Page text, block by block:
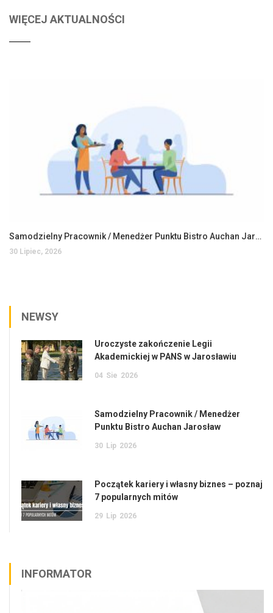
WIĘCEJ AKTUALNOŚCI
Samodzielny Pracownik / Menedżer Punktu Bistro Auchan Jarosław
30 Lipiec, 2026
NEWSY
Uroczyste zakończenie Legii
Akademickiej w PANS w Jarosławiu
04 Sie 2026
Samodzielny Pracownik / Menedżer
Punktu Bistro Auchan Jarosław
30 Lip 2026
Początek kariery i własny biznes – poznaj
7 popularnych mitów
29 Lip 2026
INFORMATOR